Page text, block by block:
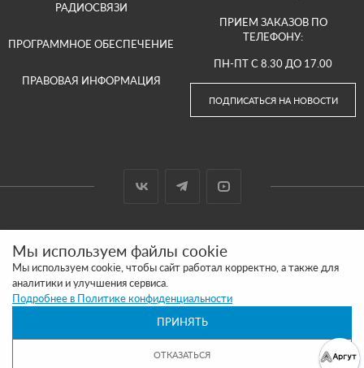
РАДИОСВЯЗИ
ПРОГРАММНОЕ ОБЕСПЕЧЕНИЕ
ПРАВОВАЯ ИНФОРМАЦИЯ
ПРИЕМ ЗАКАЗОВ ПО
ТЕЛЕФОНУ:
ПН-ПТ С 8.30 ДО 17.00
ПОДПИСАТЬСЯ НА НОВОСТИ
САЙТ СДЕЛАН И ПРОДВИГАЕТСЯ В SITE UP
ПОЛИТИКА КОНФИДЕНЦИАЛЬНОСТИ
ОБРАЩАЕМ ВАШЕ ВНИМАНИЕ, ЧТО ВСЯ ИНФОРМАЦИЯ РАЗМЕЩЕННАЯ НА
ДАННОМ ИНТЕРНЕТ-САЙТЕ НОСИТ ИНФОРМАЦИОННЫЙ ХАРАКТЕР И НЕ
ЯВЛЯЕТСЯ ПУБЛИЧНОЙ ОФЕРТОЙ, ОПРЕДЕЛЯЕМОЙ ПОЛОЖЕНИЯМИ СТАТЬИ 437
(2) ГК РФ
Мы используем файлы cookie
Мы используем cookie, чтобы сайт работал корректно, а также для
аналитики и улучшения сервиса.
Подробнее в Политике конфиденциальности
ПРИНЯТЬ
ОТКАЗАТЬСЯ